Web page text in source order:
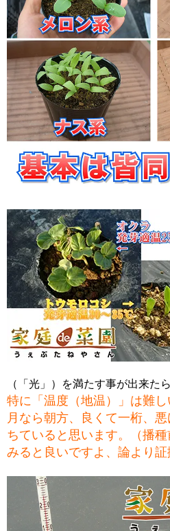
（「光」）を満たす事が出来た
特に「温度（地温）」は難
月なら朝方、良くて一桁、
ちていると思います。（播
みると良いですよ、論より証